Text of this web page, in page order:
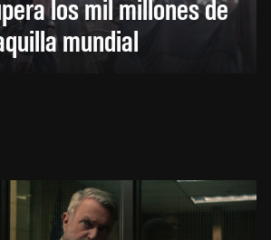
los mil millones de
mundial